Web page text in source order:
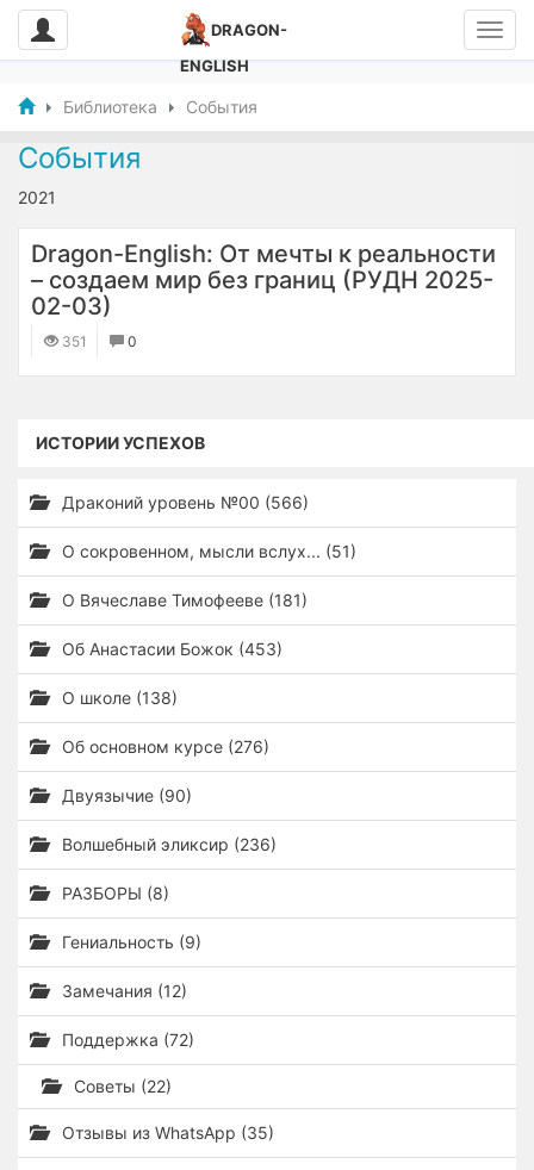
DRAGON-
ENGLISH
Библиотека События
События
2021
Dragon-English: От мечты к реальности
– создаем мир без границ (РУДН 2025-
02-03)
351 0
ИСТОРИИ УСПЕХОВ
Драконий уровень №00 (566)
О сокровенном, мысли вслух... (51)
О Вячеславе Тимофееве (181)
Об Анастасии Божок (453)
О школе (138)
Об основном курсе (276)
Двуязычие (90)
Волшебный эликсир (236)
РАЗБОРЫ (8)
Гениальность (9)
Замечания (12)
Поддержка (72)
Советы (22)
Отзывы из WhatsApp (35)